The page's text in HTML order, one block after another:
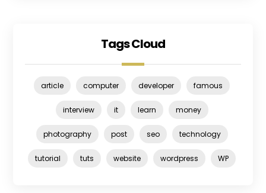
Tags Cloud
article computer developer famous
interview it learn money
photography post seo technology
tutorial tuts website wordpress WP